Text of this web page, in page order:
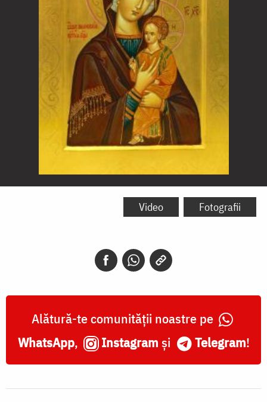
Icoana
Video Fotografii
Alătură-te comunității noastre pe
WhatsApp, Instagram și Telegram!